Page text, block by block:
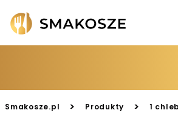
Smakosze.pl > Produkty > 1